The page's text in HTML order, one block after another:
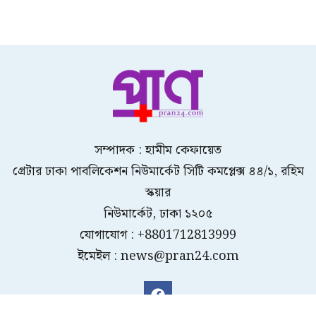
সম্পাদক : হামীম কেফায়েত
গ্রেটার ঢাকা পাবলিকেশন নিউমার্কেট সিটি কমপ্লেক্স ৪৪/১, রহিম
স্কয়ার
নিউমার্কেট, ঢাকা ১২০৫
যোগাযোগ : +8801712813999
ইমেইল : news@pran24.com